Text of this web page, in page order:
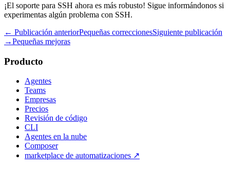
¡El soporte para SSH ahora es más robusto! Sigue informándonos si
experimentas algún problema con SSH.
← Publicación anteriorPequeñas correccionesSiguiente publicación
→Pequeñas mejoras
Producto
Agentes
Teams
Empresas
Precios
Revisión de código
CLI
Agentes en la nube
Composer
marketplace de automatizaciones ↗